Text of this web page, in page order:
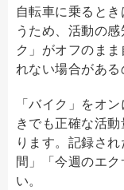
自転車に乗ると
うため、活動の
ク」がオフのま
れない場合がある
「バイク」をオ
きでも正確な活
ります。記録さ
間」「今週のエ
い。